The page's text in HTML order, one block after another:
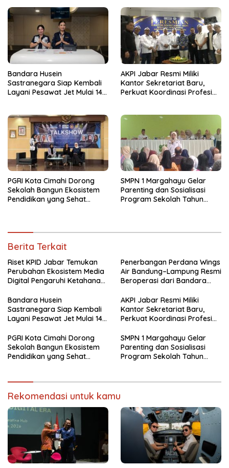
Bandara Husein
Sastranegara Siap Kembali
Layani Pesawat Jet Mulai 14
AKPI Jabar Resmi Miliki
Kantor Sekretariat Baru,
Perkuat Koordinasi Profesi
PGRI Kota Cimahi Dorong
Sekolah Bangun Ekosistem
Pendidikan yang Sehat
SMPN 1 Margahayu Gelar
Parenting dan Sosialisasi
Program Sekolah Tahun
Berita Terkait
Riset KPID Jabar Temukan
Perubahan Ekosistem Media
Digital Pengaruhi Ketahanan
Penerbangan Perdana Wings
Air Bandung–Lampung Resmi
Beroperasi dari Bandara
Bandara Husein
Sastranegara Siap Kembali
Layani Pesawat Jet Mulai 14
AKPI Jabar Resmi Miliki
Kantor Sekretariat Baru,
Perkuat Koordinasi Profesi
PGRI Kota Cimahi Dorong
Sekolah Bangun Ekosistem
Pendidikan yang Sehat
SMPN 1 Margahayu Gelar
Parenting dan Sosialisasi
Program Sekolah Tahun
Rekomendasi untuk kamu